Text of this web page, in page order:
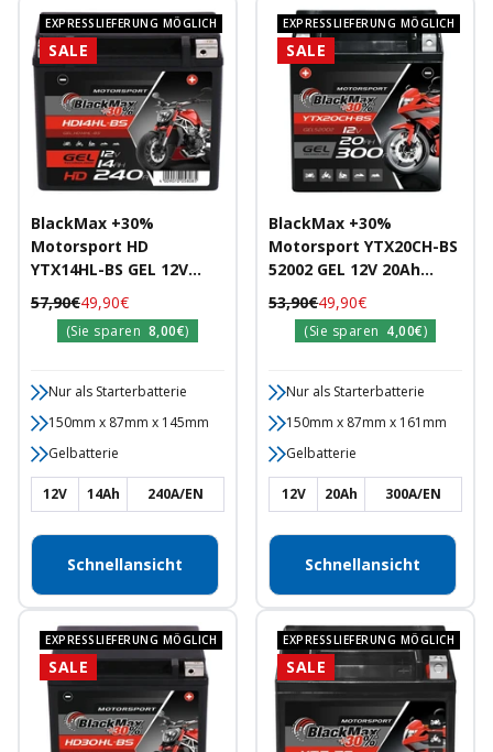
EXPRESSLIEFERUNG MÖGLICH
SALE
BlackMax +30%
Motorsport HD
YTX14HL-BS GEL 12V
14Ah 240A/EN
Motorradbatterie
Angebotspreis
49,90€
Regulärer
Preis
57,90€
(Sie sparen 8,00€)
Nur als Starterbatterie
150mm x 87mm x 145mm
Gelbatterie
12V 14Ah 240A/EN
Schnellansicht
EXPRESSLIEFERUNG MÖGLICH
SALE
BlackMax +30%
Motorsport YTX20CH-BS
52002 GEL 12V 20Ah
300A/EN
Motorradbatterie
Angebotspreis
49,90€
Regulärer
Preis
53,90€
(Sie sparen 4,00€)
Nur als Starterbatterie
150mm x 87mm x 161mm
Gelbatterie
12V 20Ah 300A/EN
Schnellansicht
EXPRESSLIEFERUNG MÖGLICH
SALE
EXPRESSLIEFERUNG MÖGLICH
SALE